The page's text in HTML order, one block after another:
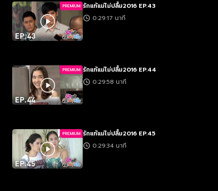
PREMIUM รักแท้แม่ไม่ปลื้ม2016 EP.43
0:29:17 นาที
PREMIUM รักแท้แม่ไม่ปลื้ม2016 EP.44
0:29:58 นาที
PREMIUM รักแท้แม่ไม่ปลื้ม2016 EP.45
0:29:34 นาที